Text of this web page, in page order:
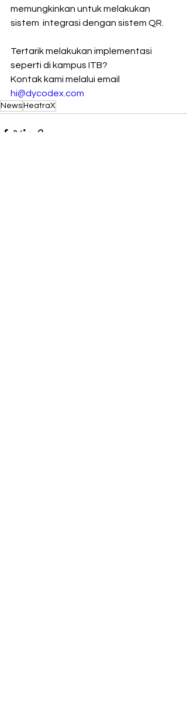
memungkinkan untuk melakukan
sistem  integrasi dengan sistem QR.
Tertarik melakukan implementasi
seperti di kampus ITB?
Kontak kami melalui email
hi@dycodex.com
News HeatraX